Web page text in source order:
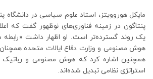
مایکل هوروویتز، استاد علوم سیاسی در دانشگاه
پنتاگون در زمینه فناوری‌های نوظهور گفت که
یک روند گسترده‌تر است. او اظهار داشت
هوش مصنوعی و وزارت دفاع ایالات متحده
همچنین اشاره کرد که هوش مصنوعی و
استراتژی نظامی تبدیل شده‌اند.